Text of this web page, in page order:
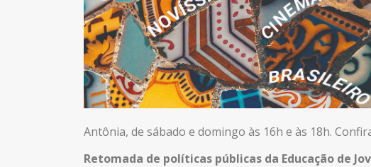
Antônia, de sábado e domingo às 16h e às 18h.
Retomada de políticas públicas da Educação de